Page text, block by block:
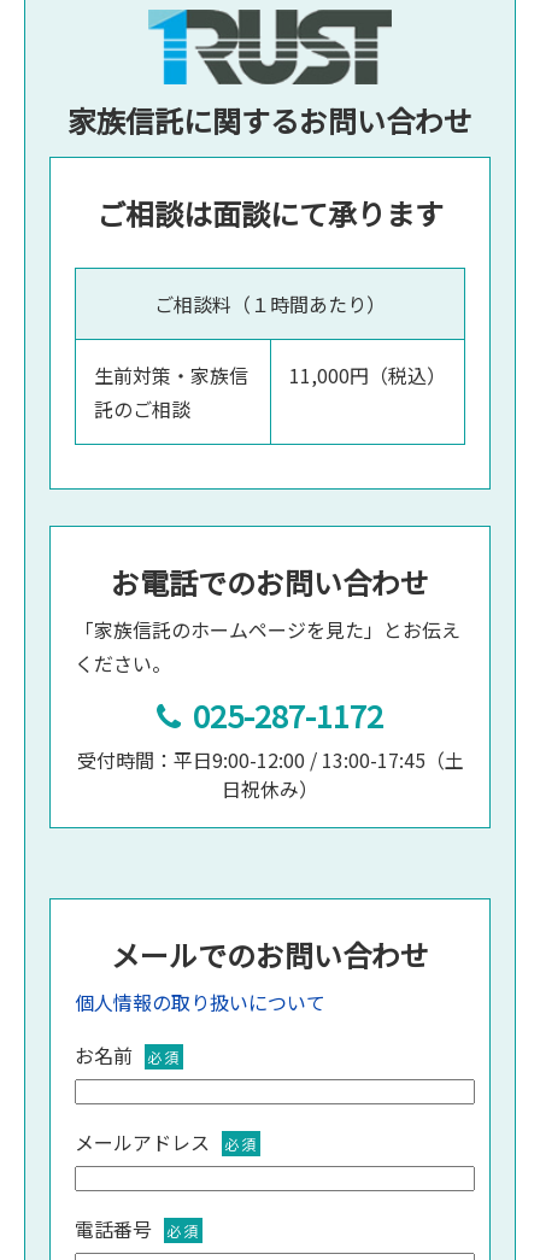
家族信託に関するお問い合わせ
ご相談は面談にて承ります
ご相談料（１時間あたり）
生前対策・家族信
託のご相談
11,000円（税込）
お電話でのお問い合わせ
「家族信託のホームページを見た」とお伝え
ください。
025-287-1172
受付時間：平日9:00-12:00 / 13:00-17:45（土
日祝休み）
メールでのお問い合わせ
個人情報の取り扱いについて
お名前
必須
メールアドレス 必須
電話番号 必須